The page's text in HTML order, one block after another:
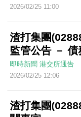
2026/02/25 11:00
渣打集團
監管公告 － 債
即時新聞 港交所通告
2026/02/25 12:06
渣打集團